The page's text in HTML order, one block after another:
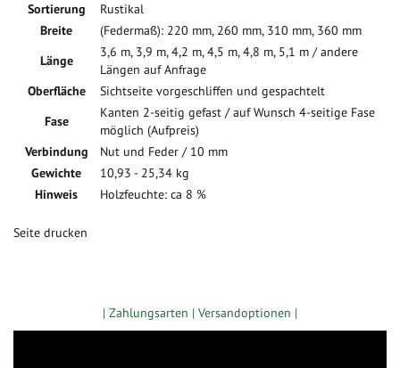
Sortierung
Rustikal
Breite
(Federmaß): 220 mm, 260 mm, 310 mm, 360 mm
Länge
3,6 m, 3,9 m, 4,2 m, 4,5 m, 4,8 m, 5,1 m / andere
Längen auf Anfrage
Oberfläche
Sichtseite vorgeschliffen und gespachtelt
Fase
Kanten 2-seitig gefast / auf Wunsch 4-seitige Fase
möglich (Aufpreis)
Verbindung
Nut und Feder / 10 mm
Gewichte
10,93 - 25,34 kg
Hinweis
Holzfeuchte: ca 8 %
Seite drucken
| Zahlungsarten | Versandoptionen |